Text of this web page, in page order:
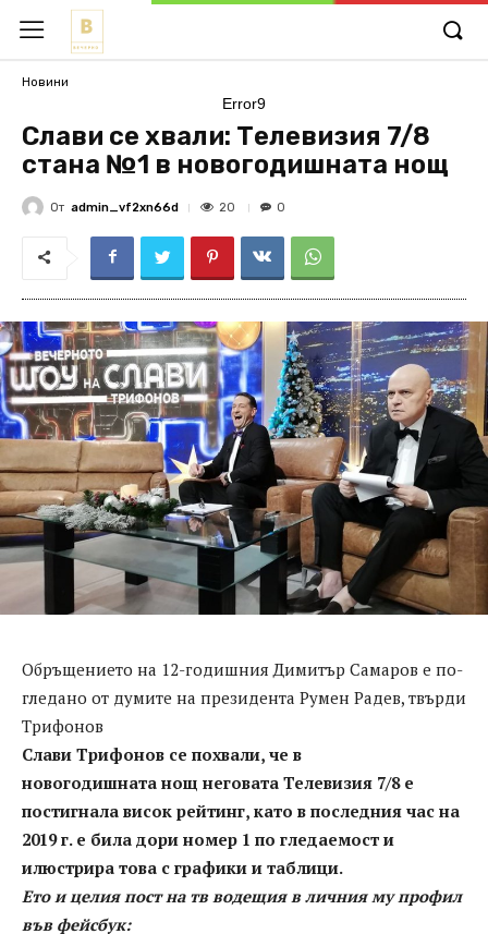
Новини
Error9
Слави се хвали: Телевизия 7/8
стана №1 в новогодишната нощ
От admin_vf2xn66d 20 0
Обръщението на 12-годишния Димитър Самаров е по-
гледано от думите на президента Румен Радев, твърди
Трифонов
Слави Трифонов се похвали, че в
новогодишната нощ неговата Телевизия 7/8 е
постигнала висок рейтинг, като в последния час на
2019 г. е била дори номер 1 по гледаемост и
илюстрира това с графики и таблици.
Ето и целия пост на тв водещия в личния му профил
във фейсбук: